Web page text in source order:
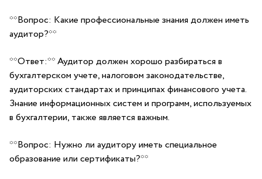
**Вопрос:⁤ Какие профессиональные⁢ знания должен⁢ иметь
аудитор?**
**Ответ:**‌ Аудитор⁣ должен хорошо разбираться в
бухгалтерском учете, налоговом ​законодательстве,
аудиторских ‍стандартах ‍и принципах финансового учета.
Знание информационных систем и программ,‌ используемых
в бухгалтерии, также является важным.
**Вопрос: Нужно ли ‍аудитору иметь специальное
образование или сертификаты?**